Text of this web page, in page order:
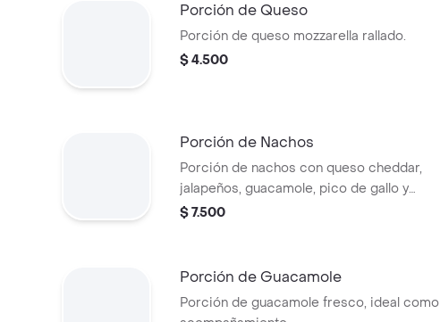
Porción de Queso
Porción de queso mozzarella rallado.
$ 4.500
Porción de Nachos
Porción de nachos con queso cheddar,
jalapeños, guacamole, pico de gallo y
crema agria.
$ 7.500
Porción de Guacamole
Porción de guacamole fresco, ideal como